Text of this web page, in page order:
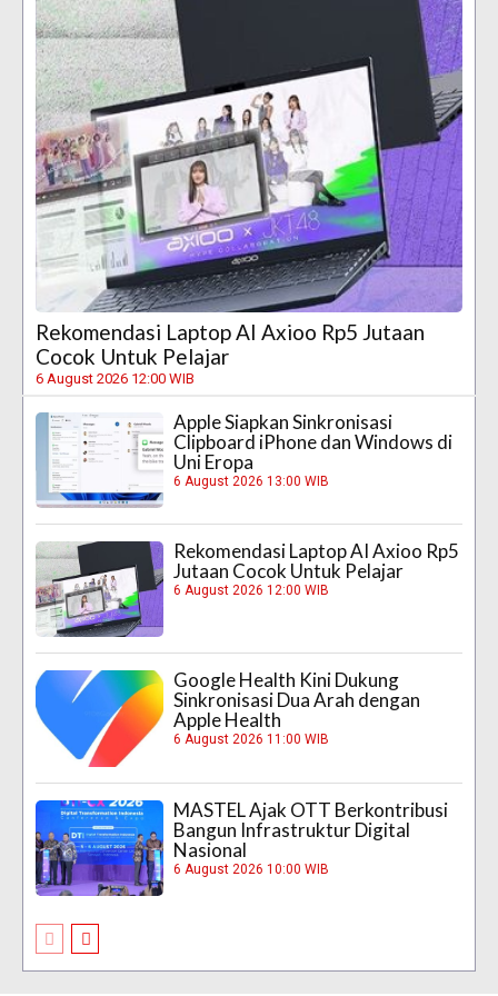
Rekomendasi Laptop AI Axioo Rp5 Jutaan
Cocok Untuk Pelajar
6 August 2026 12:00 WIB
Apple Siapkan Sinkronisasi
Clipboard iPhone dan Windows di
Uni Eropa
6 August 2026 13:00 WIB
Rekomendasi Laptop AI Axioo Rp5
Jutaan Cocok Untuk Pelajar
6 August 2026 12:00 WIB
Google Health Kini Dukung
Sinkronisasi Dua Arah dengan
Apple Health
6 August 2026 11:00 WIB
MASTEL Ajak OTT Berkontribusi
Bangun Infrastruktur Digital
Nasional
6 August 2026 10:00 WIB